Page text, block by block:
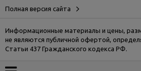
Полная версия сайта
Информационные материалы и цены,
не являются публичной офертой,
Статьи 437 Гражданского кодекса РФ.
О